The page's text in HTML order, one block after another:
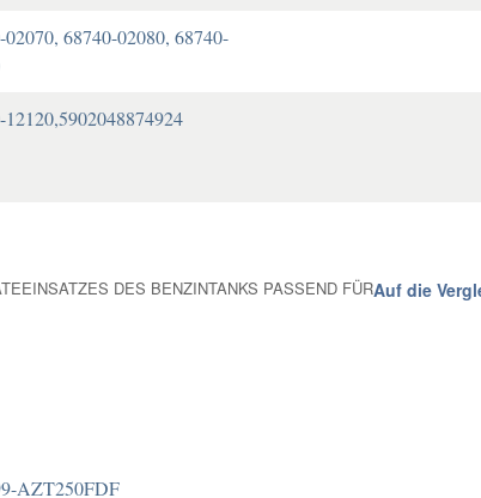
02070, 68740-02080, 68740-
12120,5902048874924
DES BENZINTANKS PASSEND FÜRAuf die
AZT250FDF